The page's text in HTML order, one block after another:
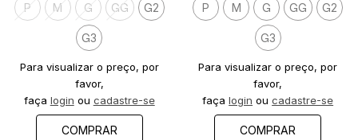
P M G GG G2
G3
Para visualizar o preço, por
favor,
faça login ou cadastre-se
COMPRAR
P M G GG G2
G3
Para visualizar o preço, por
favor,
façalogin oucadastre-se
COMPRAR